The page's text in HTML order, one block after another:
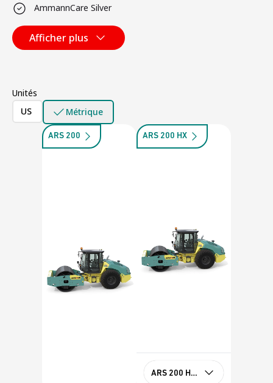
AmmannCare Silver
Afficher plus
Unités
US
Métrique
ARS 200 ARS 200 HX
ARS 200 HX Stage IIIA